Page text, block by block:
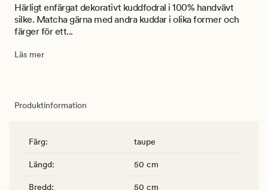
Härligt enfärgat dekorativt kuddfodral i 100% handvävt
silke. Matcha gärna med andra kuddar i olika former och
färger för ett...
Läs mer
Produktinformation
Färg: taupe
Längd: 50 cm
Bredd: 50 cm